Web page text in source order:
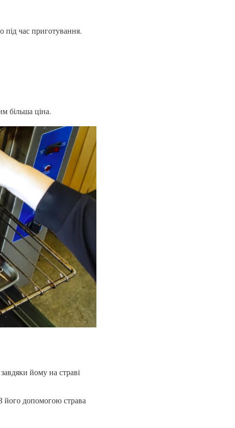
під час приготування.
більша ціна.
йому на страві
його допомогою страва